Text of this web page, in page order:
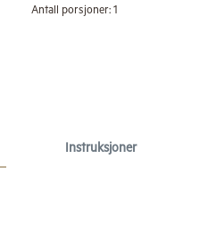
Antall porsjoner: 1
Instruksjoner